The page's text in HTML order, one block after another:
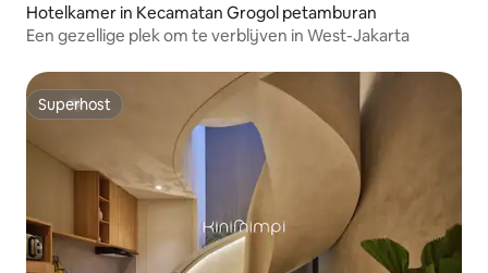
Hotelkamer in Kecamatan Grogol petamburan
Een gezellige plek om te verblijven in West-Jakarta
Superhost
Superhost